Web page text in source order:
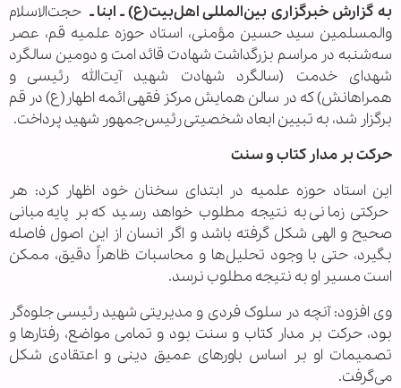
به گزارش خبرگزاری بین‌المللی اهل‌بیت(ع) ـ ابنا ـ حجت‌الاسلام
والمسلمین سید حسین مؤمنی، استاد حوزه علمیه قم، عصر
سه‌شنبه در مراسم بزرگداشت شهادت قائد امت و دومین سالگرد
شهدای خدمت (سالگرد شهادت شهید آیت‌الله رئیسی و
همراهانش) که در سالن همایش مرکز فقهی ائمه اطهار(ع) در قم
برگزار شد، به تبیین ابعاد شخصیتی رئیس‌جمهور شهید پرداخت.
حرکت بر مدار کتاب و سنت
این استاد حوزه علمیه در ابتدای سخنان خود اظهار کرد: هر
حرکتی زمانی به نتیجه مطلوب خواهد رسید که بر پایه مبانی
صحیح و الهی شکل گرفته باشد و اگر انسان از این اصول فاصله
بگیرد، حتی با وجود تحلیل‌ها و محاسبات ظاهراً دقیق، ممکن
است مسیر او به نتیجه مطلوب نرسد.
وی افزود: آنچه در سلوک فردی و مدیریتی شهید رئیسی جلوه‌گر
بود، حرکت بر مدار کتاب و سنت بود و تمامی مواضع، رفتارها و
تصمیمات او بر اساس باورهای عمیق دینی و اعتقادی شکل
می‌گرفت.